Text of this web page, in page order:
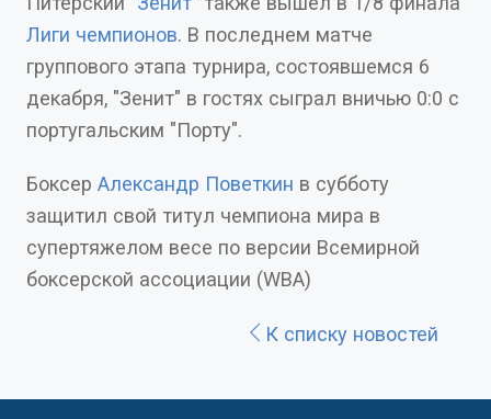
Лиги чемпионов. В последнем матче
группового этапа турнира, состоявшемся 6
декабря, "Зенит" в гостях сыграл вничью 0:0 с
португальским "Порту".
Боксер Александр Поветкин в субботу
защитил свой титул чемпиона мира в
супертяжелом весе по версии Всемирной
боксерской ассоциации (WBA)
К списку новостей